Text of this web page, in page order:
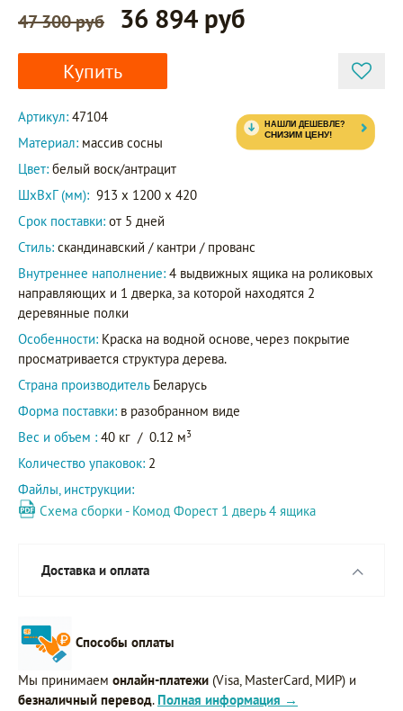
47 300 руб 36 894 руб
Купить
Артикул: 47104
Материал: массив сосны
Цвет: белый воск/антрацит
ШxВxГ (мм): 913 x 1200 x 420
Срок поставки: от 5 дней
Стиль: скандинавский / кантри / прованс
Внутреннее наполнение: 4 выдвижных ящика на роликовых
направляющих и 1 дверка, за которой находятся 2
деревянные полки
Особенности: Краска на водной основе, через покрытие
просматривается структура дерева.
Страна производитель Беларусь
Форма поставки: в разобранном виде
Вес и объем : 40 кг / 0.12 м3
Количество упаковок: 2
Файлы, инструкции:
Схема сборки - Комод Форест 1 дверь 4 ящика
Доставка и оплата
Способы оплаты
Мы принимаем онлайн-платежи (Visa, MasterCard, МИР) и
безналичный перевод. Полная информация →